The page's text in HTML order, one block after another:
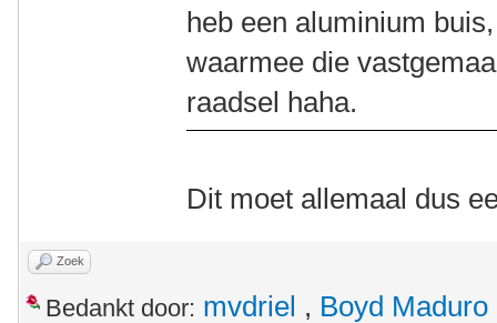
heb een aluminium
waarmee die
raadsel haha.
Dit moet allemaal dus
Zoek
Bedankt door: mvdriel , Boyd Maduro